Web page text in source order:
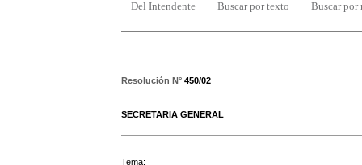
Del Intendente Buscar por texto Buscar por
Resolución N° 450/02
SECRETARIA GENERAL
Tema: